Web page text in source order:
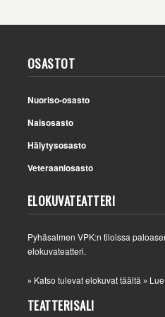
OSASTOT
Nuoriso-osasto
Naisosasto
Hälytysosasto
Veteraaniosasto
ELOKUVATEATTERI
Pyhäsalmen VPK:n tiloissa
elokuvateatteri.
» Katso tulevat elokuvat täältä »
TEATTERISALI